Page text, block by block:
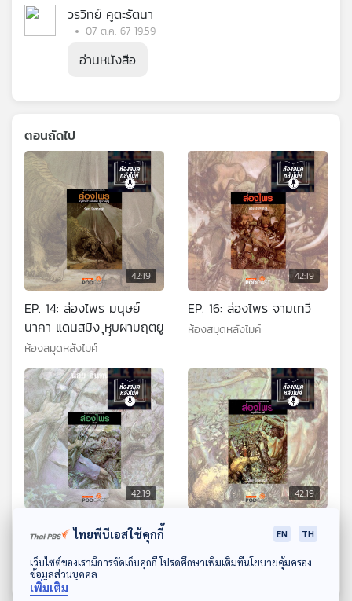
ดาวน์โหลด Thai PBS Podcast Application
วรวิทย์ คูตะรัตนา
07 ต.ค. 67 19:59
อ่านหนังสือ
ตอนถัดไป
42:19
EP. 14: ล่องไพร มนุษย์
นาคา แดนสมิง ุหุุบผามฤตยู
ห้องสมุดหลังไมค์
42:19
EP. 16: ล่องไพร จามเทวี
ห้องสมุดหลังไมค์
42:19
EP. 1: ล่องไพร เจ้าป่า
42:19
EP. 17: ล่องไพร มนุษย์
ห้องสมุดหลังไมค์
ไทยพีบีเอสใช้คุกกี้ EN TH
เว็บไซต์ของเรามีการจัดเก็บคุกกี้ โปรดศึกษาเพิ่มเติมที่นโยบายคุ้มครอง
ข้อมูลส่วนบุคคล
เพิ่มเติม